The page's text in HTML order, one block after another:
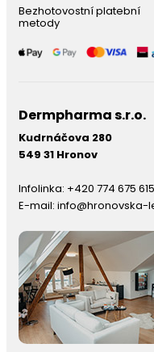
Bezhotovostní platební
metody
Dermpharma s.r.o.
Kudrnáčova 280
549 31 Hronov
Infolinka: +420 774 675 615
E-mail: info@hronovska-